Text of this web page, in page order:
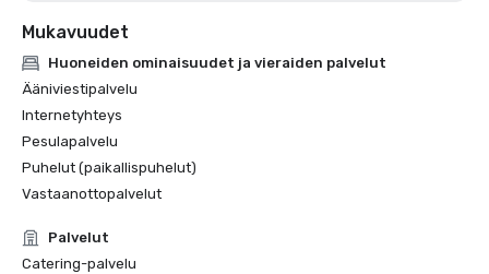
Mukavuudet
Huoneiden ominaisuudet ja vieraiden palvelut
Ääniviestipalvelu
Internetyhteys
Pesulapalvelu
Puhelut (paikallispuhelut)
Vastaanottopalvelut
Palvelut
Catering-palvelu